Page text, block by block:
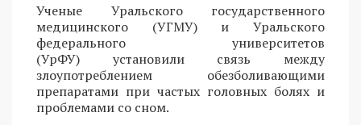
Ученые Уральского государственного
медицинского (УГМУ) и Уральского
федерального университетов
(УрФУ) установили связь между
злоупотреблением обезболивающими
препаратами при частых головных болях и
проблемами со сном.